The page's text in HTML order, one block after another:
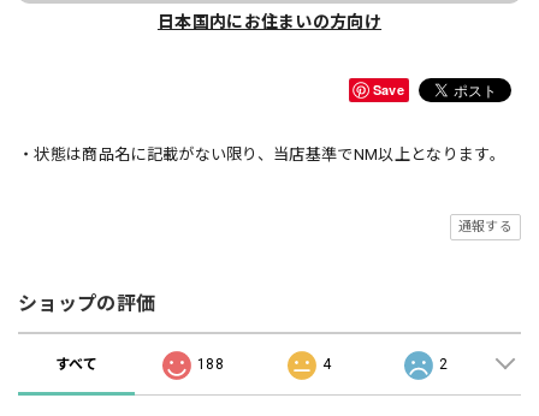
日本国内にお住まいの方向け
Save
・状態は商品名に記載がない限り、当店基準でNM以上となります。
通報する
ショップの評価
すべて 188 4 2